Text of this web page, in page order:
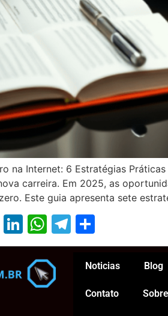
na Internet: 6 Estratégias
carreira. Em 2025, as
Este guia apresenta sete
X LinkedIn
WhatsApp
Telegram
Noticias Blog
Contato Sobre